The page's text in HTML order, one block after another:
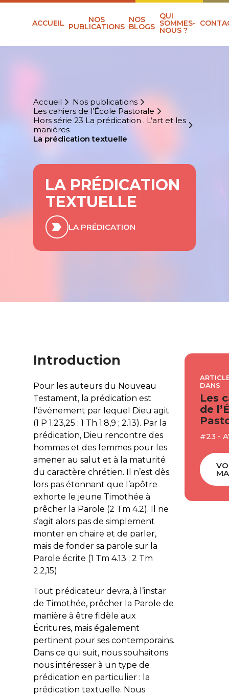
ACCUEIL NOS
PUBLICATIONS
NOS
BLOGS
QUI
SOMMES-
NOUS ?
Accueil
Nos publications
Les cahiers de l’École Pastorale
Hors série 23 La prédication . L’art et les
manières
La prédication textuelle
LA PRÉDICATION
TEXTUELLE
LA PRÉDICATION
Introduction
Pour les auteurs du Nouveau
Testament, la prédication est
l’événement par lequel Dieu agit
(1 P 1.23,25 ; 1 Th 1.8,9 ; 2.13). Par la
prédication, Dieu rencontre des
hommes et des femmes pour les
amener au salut et à la maturité
du caractère chrétien. Il n’est dès
lors pas étonnant que l’apôtre
exhorte le jeune Timothée à
prêcher la Parole (2 Tm 4.2). Il ne
s’agit alors pas de simplement
monter en chaire et de parler,
mais de fonder sa parole sur la
Parole écrite (1 Tm 4.13 ; 2 Tm
2.2,15).
Tout prédicateur devra, à l’instar
de Timothée, prêcher la Parole de
manière à être fidèle aux
Écritures, mais également
pertinent pour ses contemporains.
Dans ce qui suit, nous souhaitons
nous intéresser à un type de
prédication en particulier : la
prédication textuelle. Nous
DANS
Les
de
#23 -